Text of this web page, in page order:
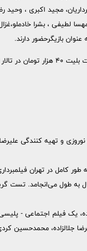
مجید اکبری ،
لطیفی ، بشرا
بازیگرحضور دارند.
نمایش «هملت دن کیشوت» هر روز ساعت 19:30 به مدت
نوروزی و تهیه کنندگی
کامل در تهران
به طول می‌انجامد. تست
یک فیلم اجتماعی -
جلالزاده، محمدحسین